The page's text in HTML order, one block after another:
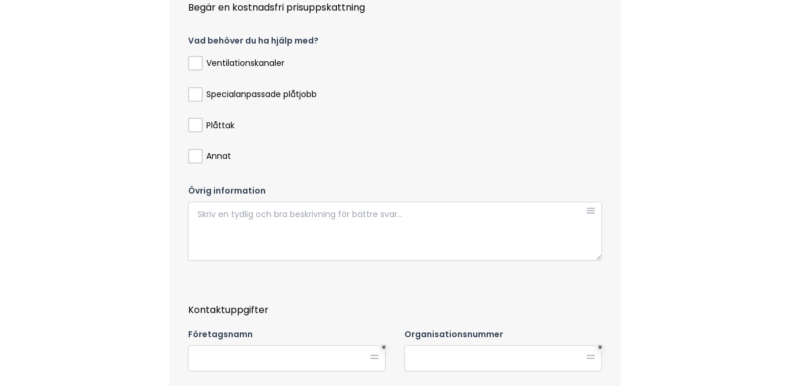
Begär en kostnadsfri prisuppskattning
Vad behöver du ha hjälp med?
Ventilationskanaler
Specialanpassade plåtjobb
Plåttak
Annat
Övrig information
Kontaktuppgifter
Företagsnamn Organisationsnummer